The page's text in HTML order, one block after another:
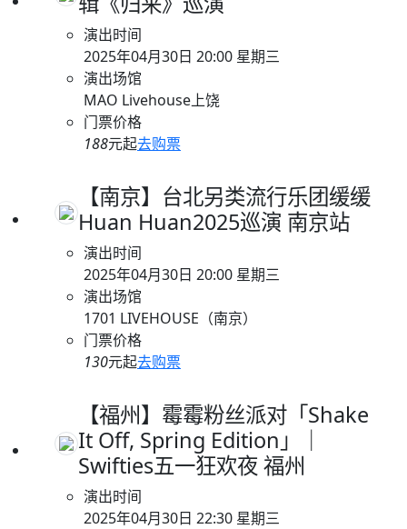
演出时间
2025年04月30日 20:00 星期三
演出场馆
MAO Livehouse上饶
门票价格
188元起去购票
【南京】台北另类流行乐团缓缓
Huan Huan2025巡演 南京站
演出时间
2025年04月30日 20:00 星期三
演出场馆
1701 LIVEHOUSE（南京）
门票价格
130元起去购票
【福州】霉霉粉丝派对「Shake
It Off, Spring Edition」｜
Swifties五一狂欢夜 福州
演出时间
2025年04月30日 22:30 星期三